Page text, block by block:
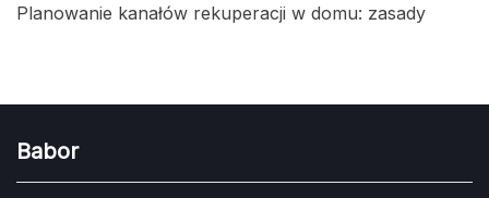
Planowanie kanałów rekuperacji w domu: zasady
Babor